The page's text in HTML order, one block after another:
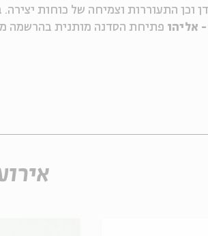
וכן התעוררות וצמיחה של כוחות
אליהו פתיחת הסדנה מותנית בהרשמה